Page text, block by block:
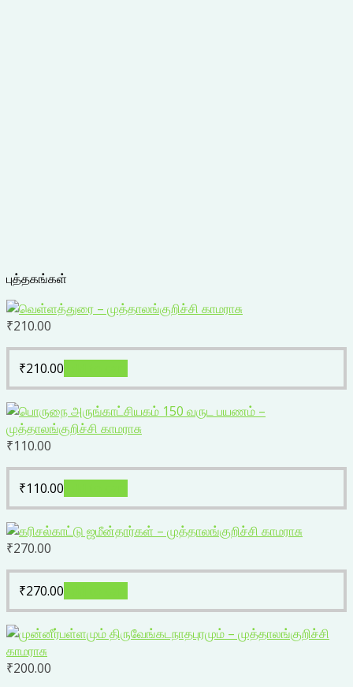
புத்தகங்கள்
₹210.00
₹210.00
₹110.00
₹110.00
₹270.00
₹270.00
₹200.00